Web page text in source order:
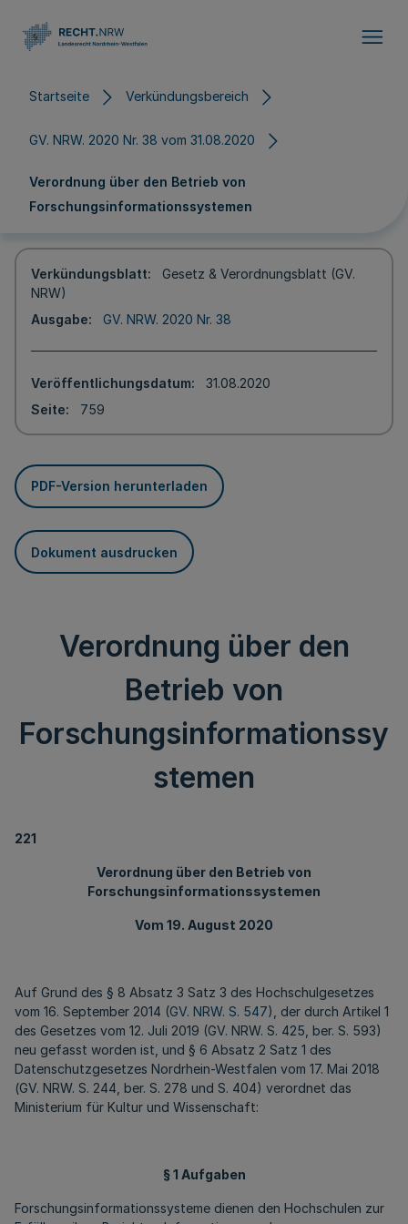
Startseite Verkündungsbereich
GV. NRW. 2020 Nr. 38 vom 31.08.2020
Verordnung über den Betrieb von
Forschungsinformationssystemen
Verkündungsblatt
Gesetz & Verordnungsblatt (GV.
NRW)
Ausgabe
GV. NRW. 2020 Nr. 38
Veröffentlichungsdatum
31.08.2020
Seite
759
PDF-Version herunterladen
Dokument ausdrucken
Verordnung über den
Betrieb von
Forschungsinformationssy
stemen
221
Verordnung über den Betrieb von
Forschungsinformationssystemen
Vom 19. August 2020
Auf Grund des § 8 Absatz 3 Satz 3 des Hochschulgesetzes
vom 16. September 2014 (GV. NRW. S. 547), der durch Artikel 1
des Gesetzes vom 12. Juli 2019 (GV. NRW. S. 425, ber. S. 593)
neu gefasst worden ist, und § 6 Absatz 2 Satz 1 des
Datenschutzgesetzes Nordrhein-Westfalen vom 17. Mai 2018
(GV. NRW. S. 244, ber. S. 278 und S. 404) verordnet das
Ministerium für Kultur und Wissenschaft:
§ 1 Aufgaben
Forschungsinformationssysteme dienen den Hochschulen zur